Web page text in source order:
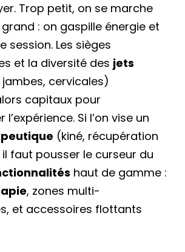
Trop petit, on se marche
: on gaspille énergie et
session. Les sièges
et la diversité des jets
cervicales)
capitaux pour
Si l’on vise un
(kiné, récupération
faut pousser le curseur du
haut de gamme :
, zones multi-
et accessoires flottants